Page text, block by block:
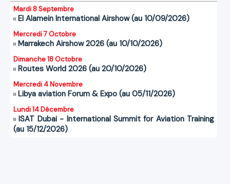
Mardi 8 Septembre
El Alamein International Airshow (au 10/09/2026)
Mercredi 7 Octobre
Marrakech Airshow 2026 (au 10/10/2026)
Dimanche 18 Octobre
Routes World 2026 (au 20/10/2026)
Mercredi 4 Novembre
Libya aviation Forum & Expo (au 05/11/2026)
Lundi 14 Décembre
ISAT Dubai - International Summit for Aviation Training
(au 15/12/2026)